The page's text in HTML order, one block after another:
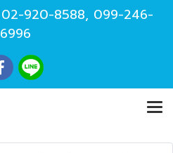
02-920-8588, 099-246-
6996